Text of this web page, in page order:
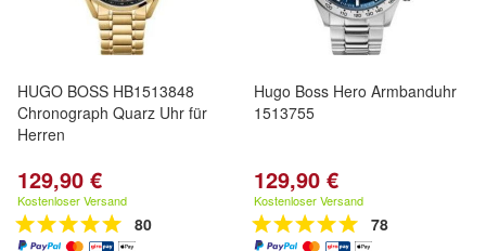
HUGO BOSS HB1513848
Chronograph Quarz Uhr für
Herren
129,90 €
Kostenloser Versand
80
Hugo Boss Hero Armbanduhr
1513755
129,90 €
Kostenloser Versand
78